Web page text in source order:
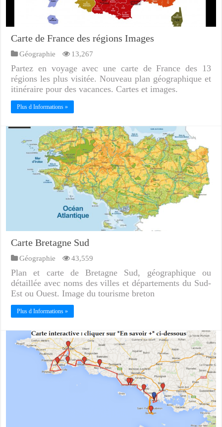
Carte de France des régions Images
Géographie 13,267
Partez en voyage avec une carte de France des 13
régions les plus visitée. Nouveau plan géographique et
itinéraire pour des vacances. Cartes et images.
Plus d Informations »
Carte Bretagne Sud
Géographie 43,559
Plan et carte de Bretagne Sud, géographique ou
détaillée avec noms des villes et départements du Sud-
Est ou Ouest. Image du tourisme breton
Plus d Informations »